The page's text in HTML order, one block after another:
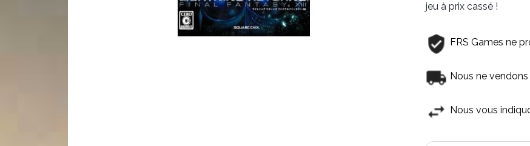
jeu à prix cassé !
FRS Games ne
Nous ne
Nous vous